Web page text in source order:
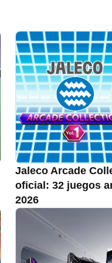
Jaleco Arcade
oficial: 32 juegos
2026